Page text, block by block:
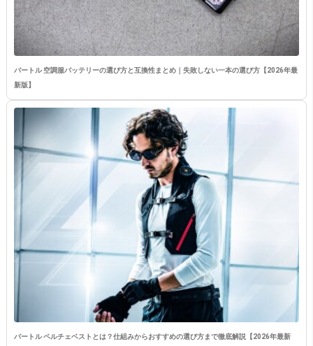
バートル 空調服バッテリーの選び方と互換性まとめ｜失敗しない一本の選び方【2026年最
新版】
バートル ペルチェベストとは？仕組みからおすすめの選び方まで徹底解説【2026年最新